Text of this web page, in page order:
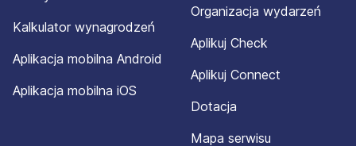
Kalkulator wynagrodzeń
Aplikacja mobilna Android
Aplikacja mobilna iOS
Organizacja wydarzeń
Aplikuj Check
Aplikuj Connect
Dotacja
Mapa serwisu